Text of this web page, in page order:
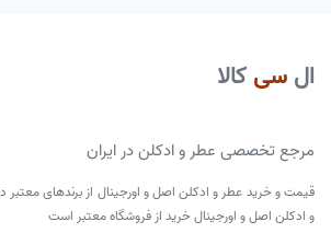
ال سی کالا
مرجع تخصصی عطر و ادکلن در ایران
قیمت و خرید عطر و ادکلن اصل و اورجینال از برندهای معتبر
و ادکلن اصل و اورجینال خرید از فروشگاه معتبر است